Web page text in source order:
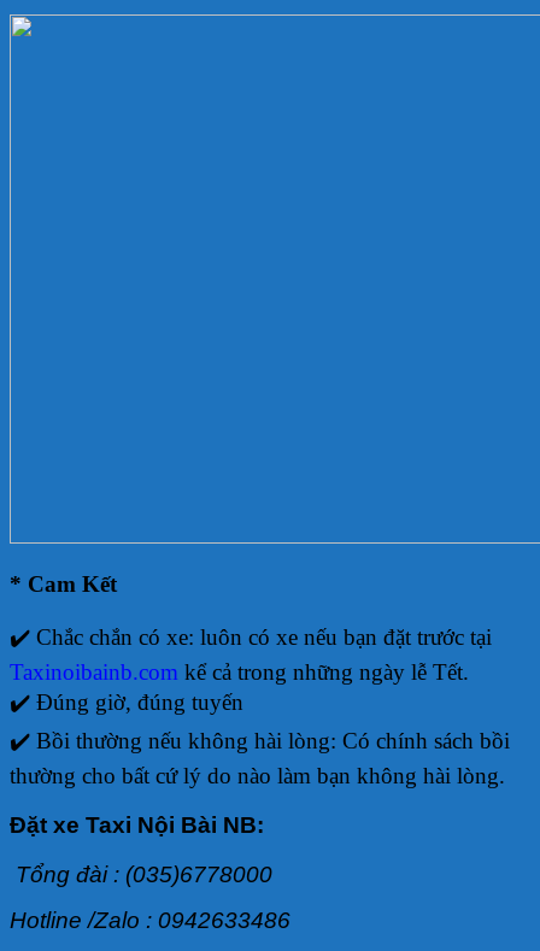
* Cam Kết
✔️ Chắc chắn có xe: luôn có xe nếu bạn đặt trước tại
Taxinoibainb.com kể cả trong những ngày lễ Tết.
✔️ Đúng giờ, đúng tuyến
✔️ Bồi thường nếu không hài lòng: Có chính sách bồi
thường cho bất cứ lý do nào làm bạn không hài lòng.
Đặt xe Taxi Nội Bài NB:
Tổng đài : (035)6778000
Hotline /Zalo : 0942633486